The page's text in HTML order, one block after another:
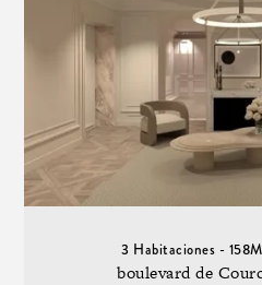
3 Habitaciones -
boulevard de